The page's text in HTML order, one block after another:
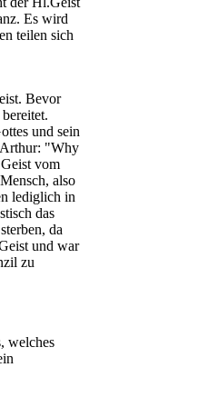
Es wird
teilen sich
Bevor
und sein
"Why
vom
also
lediglich in
das
da
und war
zu
welches